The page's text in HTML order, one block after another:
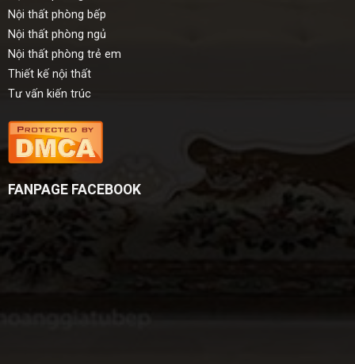
Nội thất phòng bếp
Nội thất phòng ngủ
Nội thất phòng trẻ em
Thiết kế nội thất
Tư vấn kiến trúc
FANPAGE FACEBOOK